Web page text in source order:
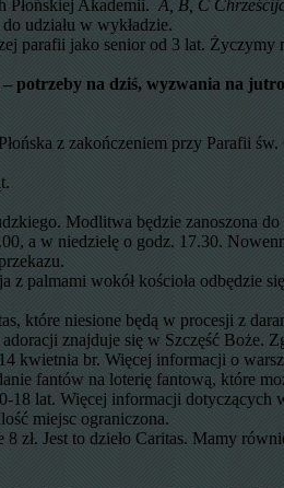
Płońskiej Akademii. A, B, C
udziału w wykładzie.
parafii jako senior od 3 lat. Życzymy
potrzeby na dziś, wyzwania na jutro
z zakończeniem przy Parafii
Modlitwa będzie zanoszona
a w niedzielę o godz. 17.30.
palmami wokół kościoła odbędzie
które niesione będą w procesji z
znajduje się w Szczęść Boże.
kwietnia br. Więcej informacji o
fantów na loterię fantową, które
lat. Więcej informacji dotyczących
miejsc ograniczona.
Jest to dzieło Caritas. Mamy